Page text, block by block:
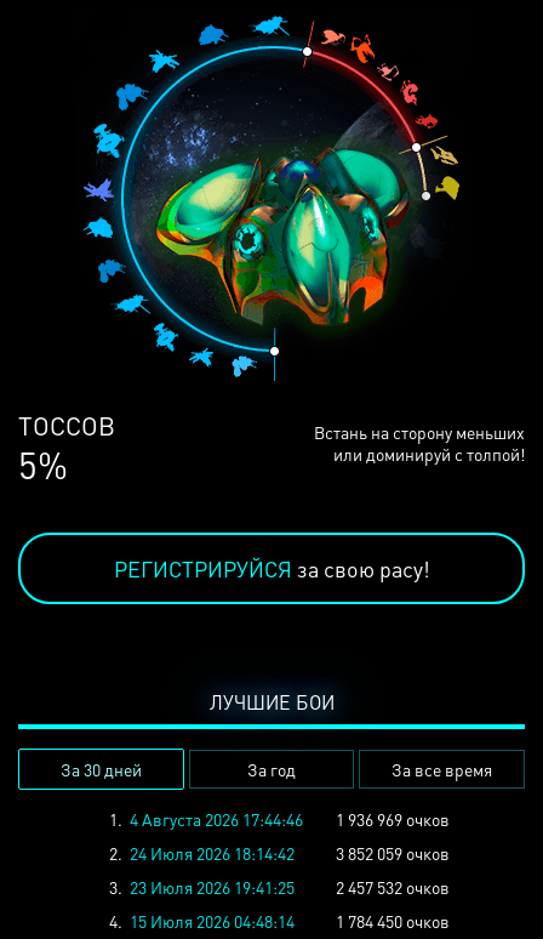
ЛЮДЕЙ
68%
Встань на сторону меньших
или доминируй с толпой!
РЕГИСТРИРУЙСЯ за свою расу!
ЛУЧШИЕ БОИ
За 30 дней За год За все время
1. 4 Августа 2026 17:44:46
1 936 969 очков
2. 24 Июля 2026 18:14:42
3 852 059 очков
3. 23 Июля 2026 19:41:25
2 457 532 очков
4. 15 Июля 2026 04:48:14
1 784 450 очков